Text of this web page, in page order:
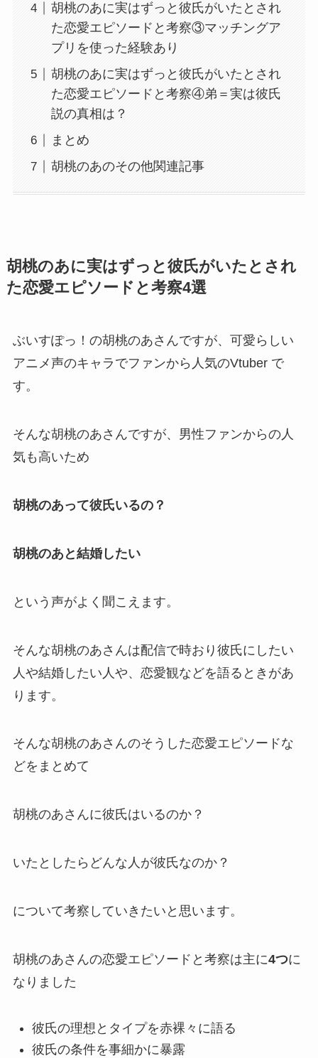
胡桃のあに実はずっと彼氏がいたとされ
た恋愛エピソードと考察③マッチングア
プリを使った経験あり
胡桃のあに実はずっと彼氏がいたとされ
た恋愛エピソードと考察④弟＝実は彼氏
説の真相は？
まとめ
胡桃のあのその他関連記事
胡桃のあに実はずっと彼氏がいたとされ
た恋愛エピソードと考察4選
ぶいすぽっ！の胡桃のあさんですが、可愛らしい
アニメ声のキャラでファンから人気のVtuber で
す。
そんな胡桃のあさんですが、男性ファンからの人
気も高いため
胡桃のあって彼氏いるの？
胡桃のあと結婚したい
という声がよく聞こえます。
そんな胡桃のあさんは配信で時おり彼氏にしたい
人や結婚したい人や、 恋愛観などを語るときがあ
ります。
そんな胡桃のあさんのそうした恋愛エピソードな
どをまとめて
胡桃のあさんに彼氏はいるのか？
いたとしたらどんな人が彼氏なのか？
について考察していきたいと思います。
胡桃のあさんの恋愛エピソードと考察は主に4つに
なりました
彼氏の理想とタイプを赤裸々に語る
彼氏の条件を事細かに暴露